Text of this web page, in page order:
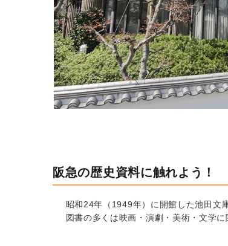
阪急の歴史資料に触れよう！
昭和24年（1949年）に開館した池田文
図書の多くは映画・演劇・美術・文学に